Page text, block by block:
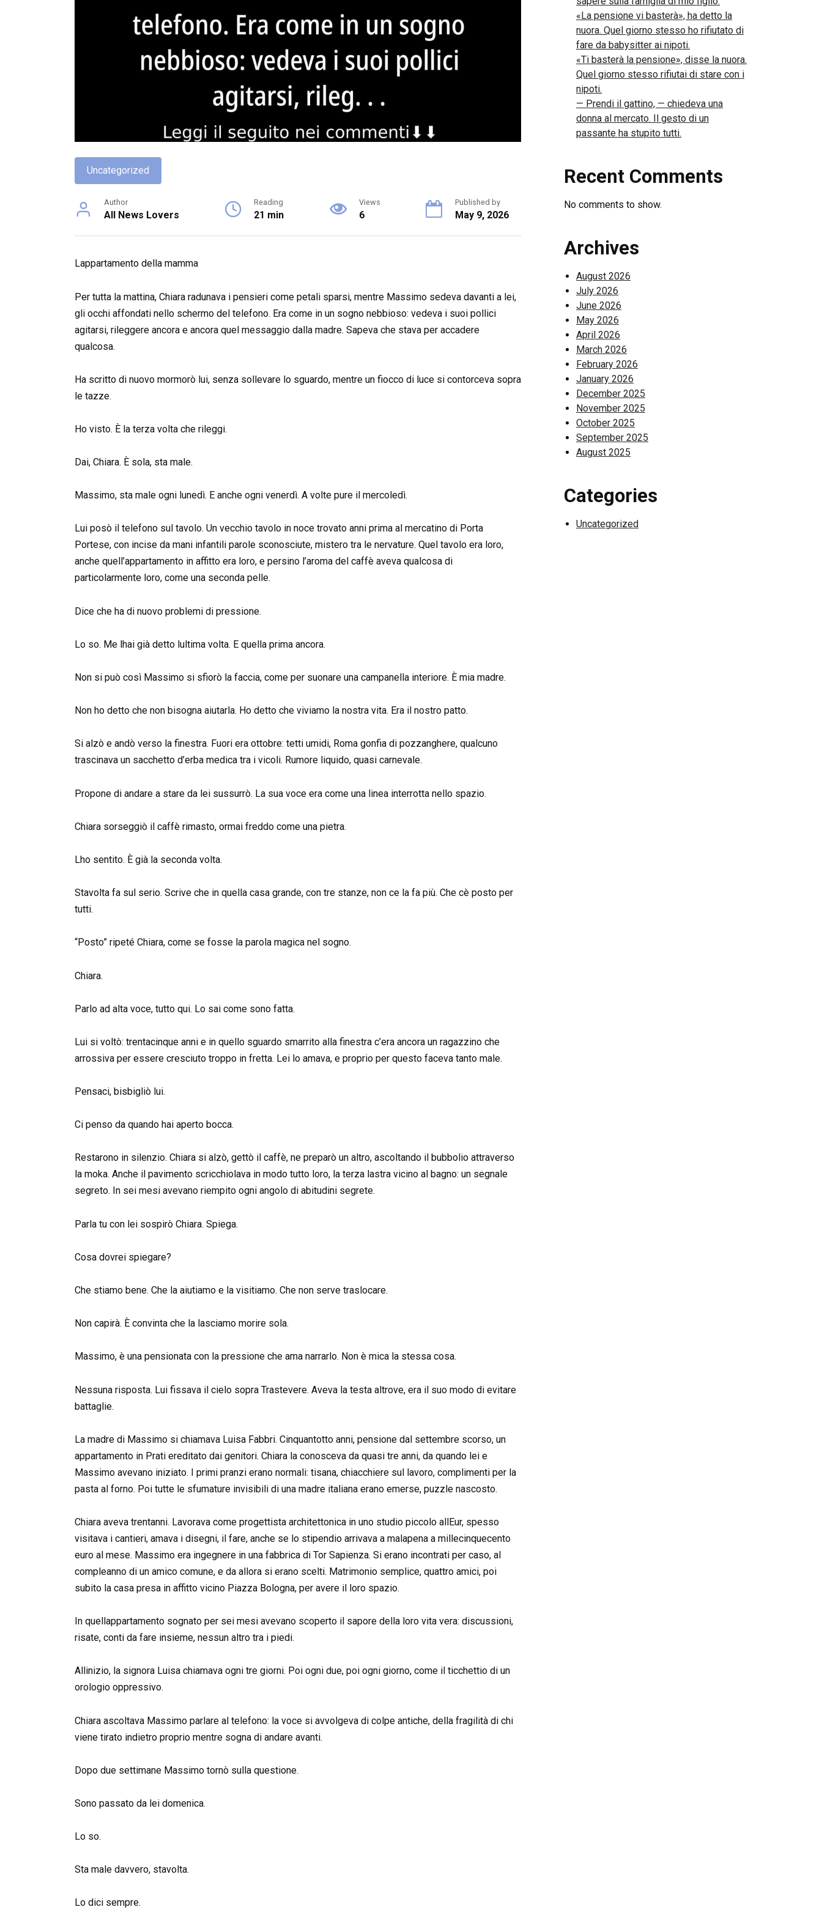
Uncategorized
Author
All News Lovers
Reading
21 min
Views
6
Published by
May 9, 2026
Lappartamento della mamma
Per tutta la mattina, Chiara radunava i pensieri come petali sparsi, mentre Massimo sedeva davanti a lei,
gli occhi affondati nello schermo del telefono. Era come in un sogno nebbioso: vedeva i suoi pollici
agitarsi, rileggere ancora e ancora quel messaggio dalla madre. Sapeva che stava per accadere
qualcosa.
Ha scritto di nuovo mormorò lui, senza sollevare lo sguardo, mentre un fiocco di luce si contorceva sopra
le tazze.
Ho visto. È la terza volta che rileggi.
Dai, Chiara. È sola, sta male.
Massimo, sta male ogni lunedì. E anche ogni venerdì. A volte pure il mercoledì.
Lui posò il telefono sul tavolo. Un vecchio tavolo in noce trovato anni prima al mercatino di Porta
Portese, con incise da mani infantili parole sconosciute, mistero tra le nervature. Quel tavolo era loro,
anche quell’appartamento in affitto era loro, e persino l’aroma del caffè aveva qualcosa di
particolarmente loro, come una seconda pelle.
Dice che ha di nuovo problemi di pressione.
Lo so. Me lhai già detto lultima volta. E quella prima ancora.
Non si può così Massimo si sfiorò la faccia, come per suonare una campanella interiore. È mia madre.
Non ho detto che non bisogna aiutarla. Ho detto che viviamo la nostra vita. Era il nostro patto.
Si alzò e andò verso la finestra. Fuori era ottobre: tetti umidi, Roma gonfia di pozzanghere, qualcuno
trascinava un sacchetto d’erba medica tra i vicoli. Rumore liquido, quasi carnevale.
Propone di andare a stare da lei sussurrò. La sua voce era come una linea interrotta nello spazio.
Chiara sorseggiò il caffè rimasto, ormai freddo come una pietra.
Lho sentito. È già la seconda volta.
Stavolta fa sul serio. Scrive che in quella casa grande, con tre stanze, non ce la fa più. Che cè posto per
tutti.
“Posto” ripeté Chiara, come se fosse la parola magica nel sogno.
Chiara.
Parlo ad alta voce, tutto qui. Lo sai come sono fatta.
Lui si voltò: trentacinque anni e in quello sguardo smarrito alla finestra c’era ancora un ragazzino che
arrossiva per essere cresciuto troppo in fretta. Lei lo amava, e proprio per questo faceva tanto male.
Pensaci, bisbigliò lui.
Ci penso da quando hai aperto bocca.
Restarono in silenzio. Chiara si alzò, gettò il caffè, ne preparò un altro, ascoltando il bubbolio attraverso
la moka. Anche il pavimento scricchiolava in modo tutto loro, la terza lastra vicino al bagno: un segnale
segreto. In sei mesi avevano riempito ogni angolo di abitudini segrete.
Parla tu con lei sospirò Chiara. Spiega.
Cosa dovrei spiegare?
Che stiamo bene. Che la aiutiamo e la visitiamo. Che non serve traslocare.
Non capirà. È convinta che la lasciamo morire sola.
Massimo, è una pensionata con la pressione che ama narrarlo. Non è mica la stessa cosa.
Nessuna risposta. Lui fissava il cielo sopra Trastevere. Aveva la testa altrove, era il suo modo di evitare
battaglie.
La madre di Massimo si chiamava Luisa Fabbri. Cinquantotto anni, pensione dal settembre scorso, un
appartamento in Prati ereditato dai genitori. Chiara la conosceva da quasi tre anni, da quando lei e
Massimo avevano iniziato. I primi pranzi erano normali: tisana, chiacchiere sul lavoro, complimenti per la
pasta al forno. Poi tutte le sfumature invisibili di una madre italiana erano emerse, puzzle nascosto.
Chiara aveva trentanni. Lavorava come progettista architettonica in uno studio piccolo allEur, spesso
visitava i cantieri, amava i disegni, il fare, anche se lo stipendio arrivava a malapena a millecinquecento
euro al mese. Massimo era ingegnere in una fabbrica di Tor Sapienza. Si erano incontrati per caso, al
compleanno di un amico comune, e da allora si erano scelti. Matrimonio semplice, quattro amici, poi
subito la casa presa in affitto vicino Piazza Bologna, per avere il loro spazio.
In quellappartamento sognato per sei mesi avevano scoperto il sapore della loro vita vera: discussioni,
risate, conti da fare insieme, nessun altro tra i piedi.
Allinizio, la signora Luisa chiamava ogni tre giorni. Poi ogni due, poi ogni giorno, come il ticchettio di un
orologio oppressivo.
Chiara ascoltava Massimo parlare al telefono: la voce si avvolgeva di colpe antiche, della fragilità di chi
viene tirato indietro proprio mentre sogna di andare avanti.
Dopo due settimane Massimo tornò sulla questione.
Sono passato da lei domenica.
Lo so.
Sta male davvero, stavolta.
Lo dici sempre.
«La pensione vi basterà», ha detto la
nuora. Quel giorno stesso ho rifiutato di
fare da babysitter ai nipoti.
«Ti basterà la pensione», disse la nuora.
Quel giorno stesso rifiutai di stare con i
nipoti.
— Prendi il gattino, — chiedeva una
donna al mercato. Il gesto di un
passante ha stupito tutti.
Recent Comments
No comments to show.
Archives
August 2026
July 2026
June 2026
May 2026
April 2026
March 2026
February 2026
January 2026
December 2025
November 2025
October 2025
September 2025
August 2025
Categories
Uncategorized